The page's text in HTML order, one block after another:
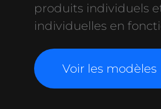
produits individuels
individuelles en
Voir les modèles